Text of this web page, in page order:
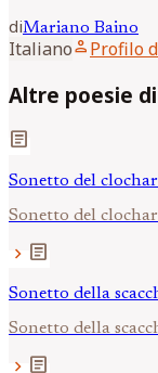
diMariano Baino
Italianoperson Profilo
Altre poesie
article
Sonetto del
Sonetto del
chevron_right article
Sonetto della
Sonetto della
chevron_right article